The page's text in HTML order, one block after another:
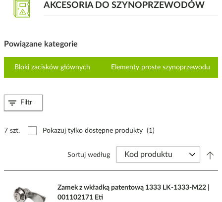
AKCESORIA DO SZYNOPRZEWODÓW
Powiązane kategorie
Bloki zacisków głównych Elementy proste szynoprzewodu
7 szt. Pokazuj tylko dostępne produkty (1)
Sortuj według
Zamek z wkładką patentową 1333 LK-1333-M22 |
001102171 Eti
Filtr